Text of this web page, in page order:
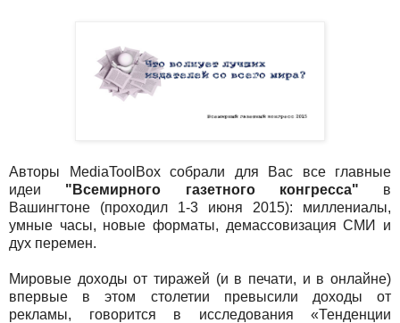
Авторы MediaToolBox собрали для Вас все главные
идеи "Всемирного газетного конгресса" в
Вашингтоне (проходил 1-3 июня 2015): миллениалы,
умные часы, новые форматы, демассовизация СМИ и
дух перемен.
Мировые доходы от тиражей (и в печати, и в онлайне)
впервые в этом столетии превысили доходы от
рекламы, говорится в исследования «Тенденции